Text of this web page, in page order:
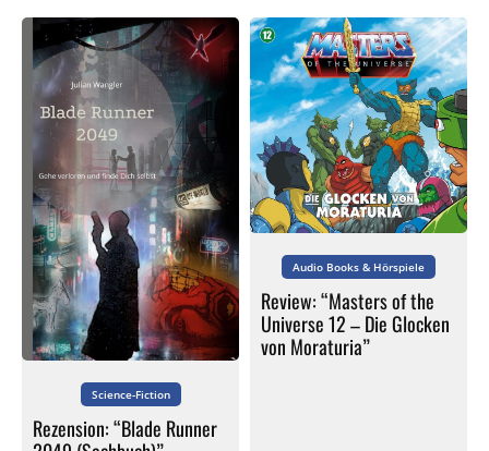
Science-Fiction
Rezension: “Blade Runner
Audio Books & Hörspiele
Review: “Masters of the
Universe 12 – Die Glocken
von Moraturia”